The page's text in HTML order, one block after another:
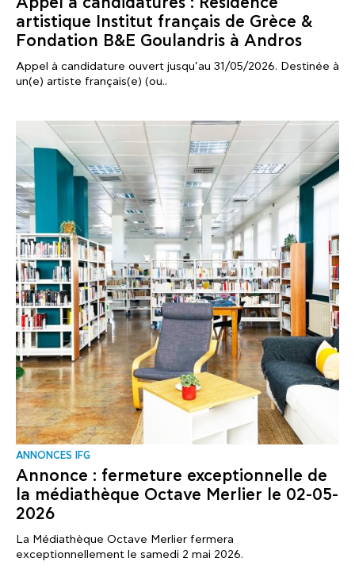
artistique Institut français de Grèce &
Fondation B&E Goulandris à Andros
Appel à candidature ouvert jusqu’au 31/05/2026. Destinée à
un(e) artiste français(e) (ou..
ANNONCES IFG
Annonce : fermeture exceptionnelle de
la médiathèque Octave Merlier le 02-05-
2026
La Médiathèque Octave Merlier fermera
exceptionnellement le samedi 2 mai 2026.